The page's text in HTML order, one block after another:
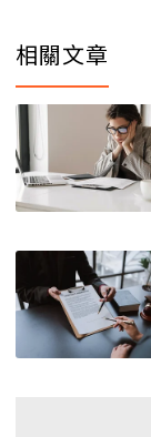
相關文章